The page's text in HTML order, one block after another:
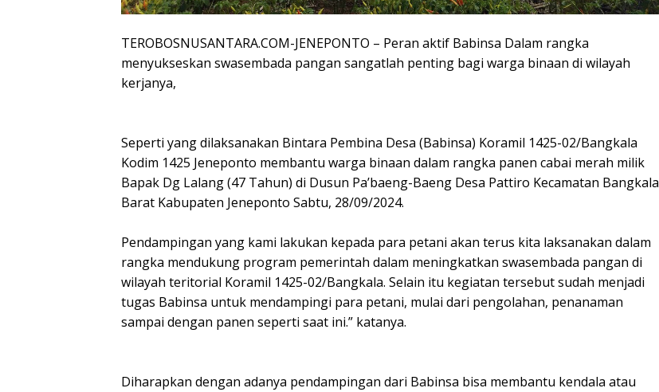
TEROBOSNUSANTARA.COM-JENEPONTO – Peran aktif Babinsa Dalam rangka
menyukseskan swasembada pangan sangatlah penting bagi warga binaan di wilayah
kerjanya,
Seperti yang dilaksanakan Bintara Pembina Desa (Babinsa) Koramil 1425-02/Bangkala
Kodim 1425 Jeneponto membantu warga binaan dalam rangka panen cabai merah milik
Bapak Dg Lalang (47 Tahun) di Dusun Pa’baeng-Baeng Desa Pattiro Kecamatan Bangkala
Barat Kabupaten Jeneponto Sabtu, 28/09/2024.
Pendampingan yang kami lakukan kepada para petani akan terus kita laksanakan dalam
rangka mendukung program pemerintah dalam meningkatkan swasembada pangan di
wilayah teritorial Koramil 1425-02/Bangkala. Selain itu kegiatan tersebut sudah menjadi
tugas Babinsa untuk mendampingi para petani, mulai dari pengolahan, penanaman
sampai dengan panen seperti saat ini.” katanya.
Diharapkan dengan adanya pendampingan dari Babinsa bisa membantu kendala atau